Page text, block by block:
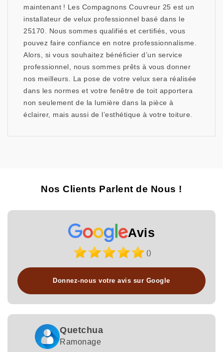
maintenant ! Les Compagnons Couvreur 25 est un
installateur de velux professionnel basé dans le
25170. Nous sommes qualifiés et certifiés, vous
pouvez faire confiance en notre professionnalisme.
Alors, si vous souhaitez bénéficier d’un service
professionnel, nous sommes prêts à vous donner
nos meilleurs. La pose de votre velux sera réalisée
dans les normes et votre fenêtre de toit apportera
non seulement de la lumière dans la pièce à
éclairer, mais aussi de l’esthétique à votre toiture.
Nos Clients Parlent de Nous !
Avis
()
Donnez-nous votre avis sur Google
Quetchua
Ramonage